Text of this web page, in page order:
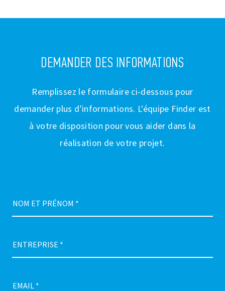
DEMANDER DES INFORMATIONS
Remplissez le formulaire ci-dessous pour
demander plus d'informations. L'équipe Finder est
à votre disposition pour vous aider dans la
réalisation de votre projet.
NOM ET PRÉNOM *
ENTREPRISE *
EMAIL *